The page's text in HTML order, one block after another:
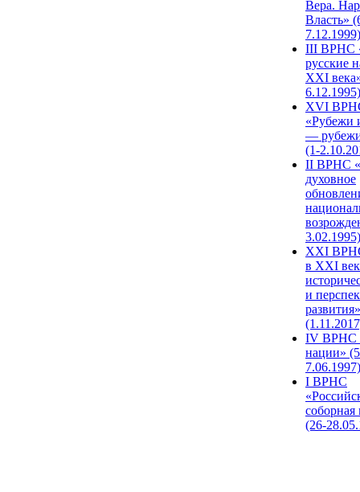
Вера.
Власть»
7.12.1999)
III ВРНС
русские
XXI
6.12.1995)
XVI
«Рубежи
—
(1-
II ВРНС
духовное
3.02.1995)
XХI
в XXI
и
развития»
IV ВРНС
нации»
7.06.1997)
I ВРНС
(26-